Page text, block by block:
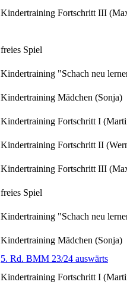
Kindertraining Fortschritt III
freies Spiel
Kindertraining "Schach neu
Kindertraining Mädchen (Sonja)
Kindertraining Fortschritt I
Kindertraining Fortschritt II
Kindertraining Fortschritt III
freies Spiel
Kindertraining "Schach neu
Kindertraining Mädchen (Sonja)
5. Rd. BMM 23/24 auswärts
Kindertraining Fortschritt I